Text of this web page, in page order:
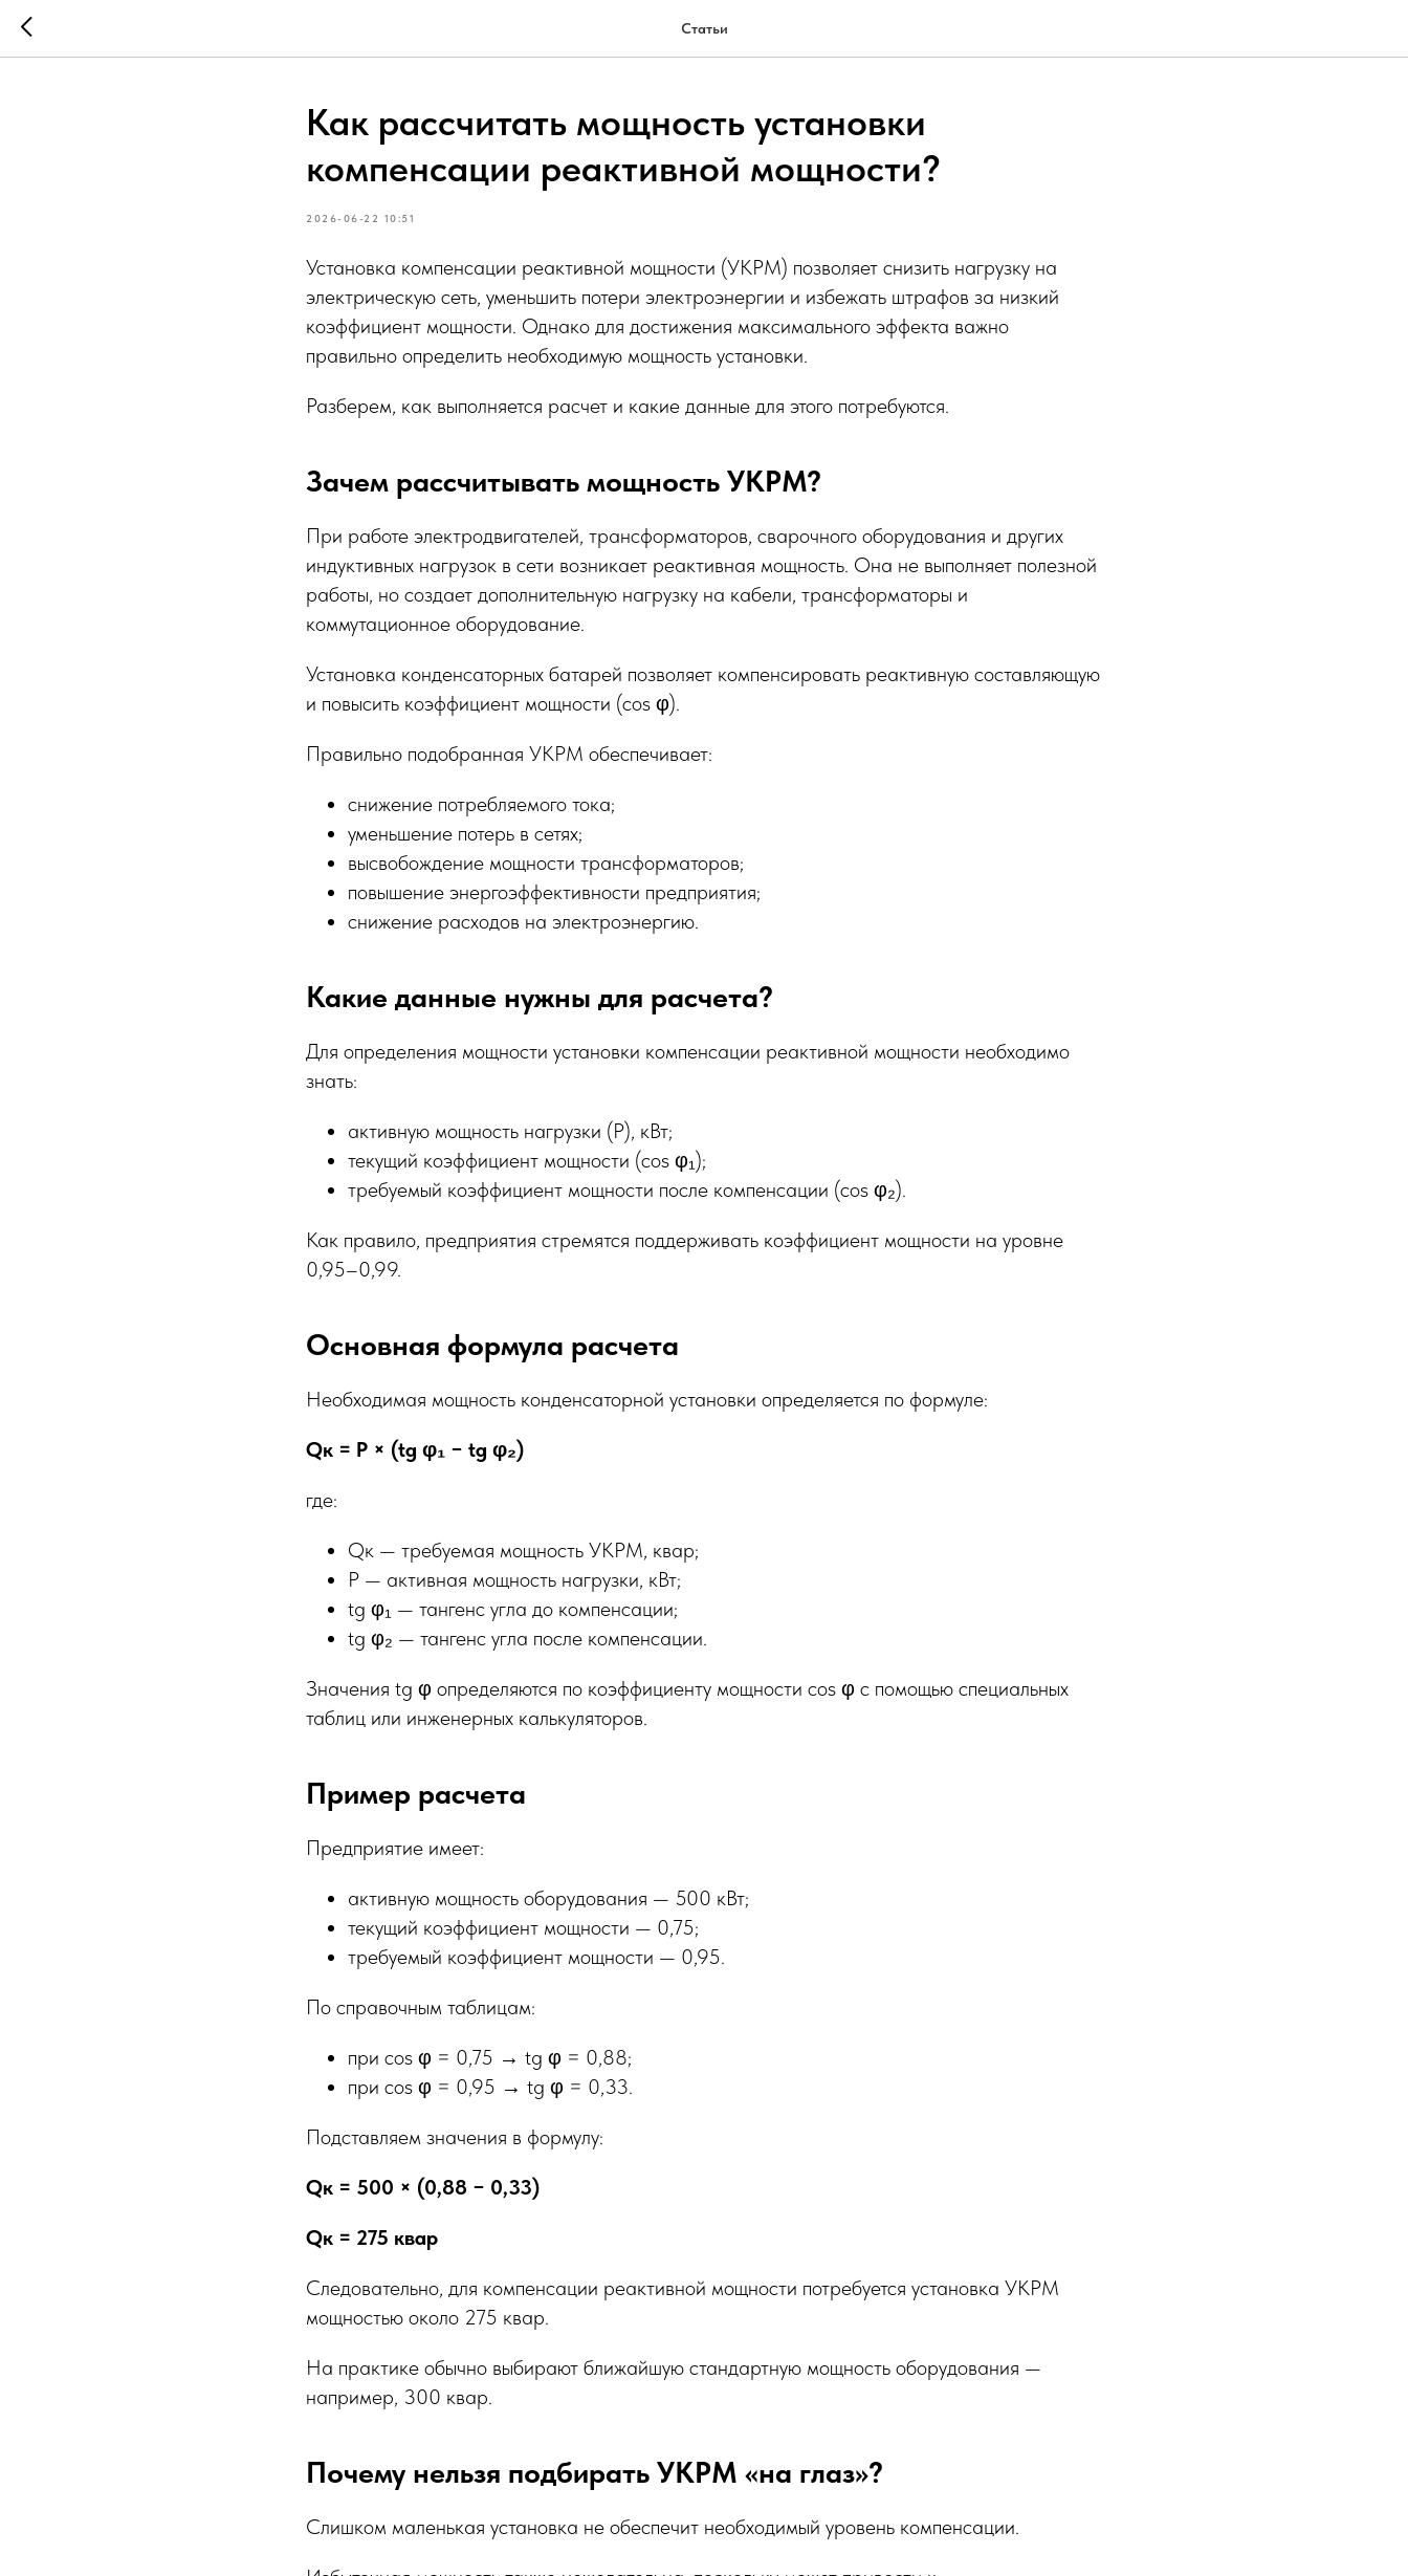
Статьи
Как рассчитать мощность установки
компенсации реактивной мощности?
2026-06-22 10:51
Установка компенсации реактивной мощности (УКРМ) позволяет снизить нагрузку на
электрическую сеть, уменьшить потери электроэнергии и избежать штрафов за низкий
коэффициент мощности. Однако для достижения максимального эффекта важно
правильно определить необходимую мощность установки.
Разберем, как выполняется расчет и какие данные для этого потребуются.
Зачем рассчитывать мощность УКРМ?
При работе электродвигателей, трансформаторов, сварочного оборудования и других
индуктивных нагрузок в сети возникает реактивная мощность. Она не выполняет полезной
работы, но создает дополнительную нагрузку на кабели, трансформаторы и
коммутационное оборудование.
Установка конденсаторных батарей позволяет компенсировать реактивную составляющую
и повысить коэффициент мощности (cos φ).
Правильно подобранная УКРМ обеспечивает:
снижение потребляемого тока;
уменьшение потерь в сетях;
высвобождение мощности трансформаторов;
повышение энергоэффективности предприятия;
снижение расходов на электроэнергию.
Какие данные нужны для расчета?
Для определения мощности установки компенсации реактивной мощности необходимо
знать:
активную мощность нагрузки (P), кВт;
текущий коэффициент мощности (cos φ₁);
требуемый коэффициент мощности после компенсации (cos φ₂).
Как правило, предприятия стремятся поддерживать коэффициент мощности на уровне
0,95–0,99.
Основная формула расчета
Необходимая мощность конденсаторной установки определяется по формуле:
Qк = P × (tg φ₁ − tg φ₂)
где:
Qк — требуемая мощность УКРМ, квар;
P — активная мощность нагрузки, кВт;
tg φ₁ — тангенс угла до компенсации;
tg φ₂ — тангенс угла после компенсации.
Значения tg φ определяются по коэффициенту мощности cos φ с помощью специальных
таблиц или инженерных калькуляторов.
Пример расчета
Предприятие имеет:
активную мощность оборудования — 500 кВт;
текущий коэффициент мощности — 0,75;
требуемый коэффициент мощности — 0,95.
По справочным таблицам:
при cos φ = 0,75 → tg φ = 0,88;
при cos φ = 0,95 → tg φ = 0,33.
Подставляем значения в формулу:
Qк = 500 × (0,88 − 0,33)
Qк = 275 квар
Следовательно, для компенсации реактивной мощности потребуется установка УКРМ
мощностью около 275 квар.
На практике обычно выбирают ближайшую стандартную мощность оборудования —
например, 300 квар.
Почему нельзя подбирать УКРМ «на глаз»?
Слишком маленькая установка не обеспечит необходимый уровень компенсации.